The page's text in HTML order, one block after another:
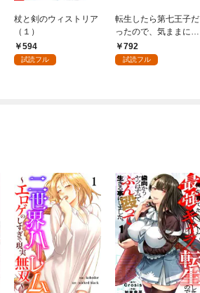
杖と剣のウィストリア
（１）
594
試読フル
転生したら第七王子だ
ったので、気ままに魔
術を極めます（１）
792
試読フル